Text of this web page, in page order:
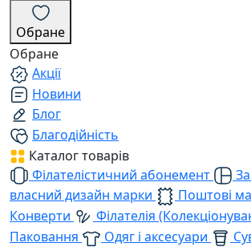
Обране
Обране
Акції
Новини
Блог
Благодійність
Каталог товарів
Філателістичний абонемент
власний дизайн марки
Поштові
Конверти
Філателія
Паковання
Одяг і аксесуари